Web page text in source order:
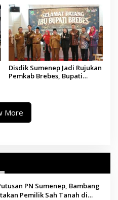
Disdik Sumenep Jadi Rujukan
Pemkab Brebes, Bupati
More
PN Sumenep, Bambang
Pemilik Sah Tanah di